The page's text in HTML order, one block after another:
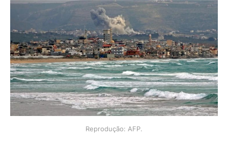
Reprodução: AFP.